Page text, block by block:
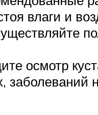
влаги и
осмотр
заболеваний